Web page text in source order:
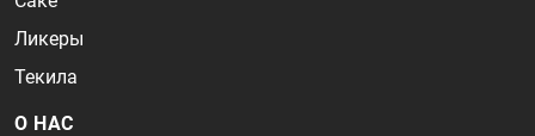
Ликеры
Текила
О НАС